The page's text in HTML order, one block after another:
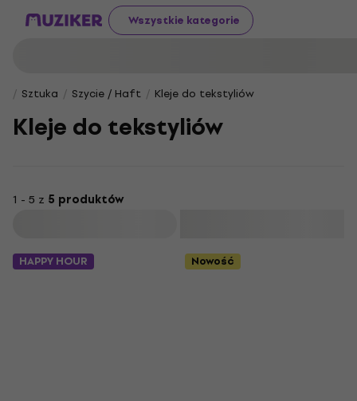
Wszystkie kategorie
Sztuka Szycie / Haft Kleje do tekstyliów
Kleje do tekstyliów
1 - 5 z 5 produktów
HAPPY HOUR Nowość